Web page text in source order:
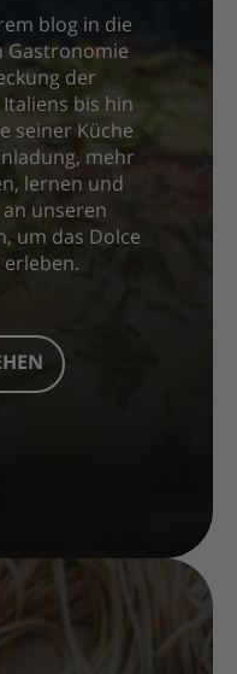
blog in die
Gastronomie
der
bis hin
seiner Küche
mehr
lernen und
unseren
um das Dolce
erleben.